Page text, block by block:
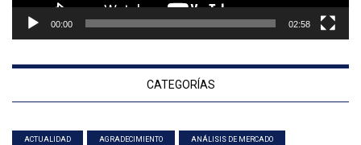
00:00 02:58
CATEGORÍAS
ACTUALIDAD AGRADECIMIENTO ANÁLISIS DE MERCADO